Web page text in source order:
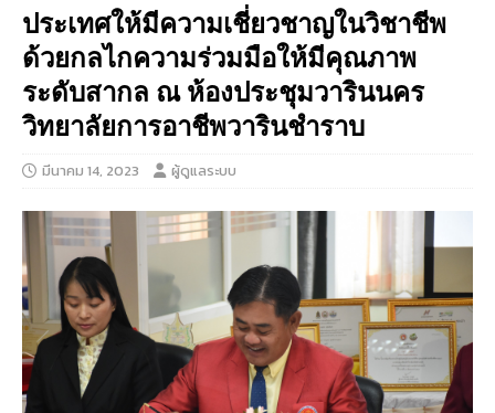
ประเทศให้มีความเชี่ยวชาญในวิชาชีพ
ด้วยกลไกความร่วมมือให้มีคุณภาพ
ระดับสากล ณ ห้องประชุมวารินนคร
วิทยาลัยการอาชีพวารินชำราบ
มีนาคม 14, 2023 ผู้ดูแลระบบ